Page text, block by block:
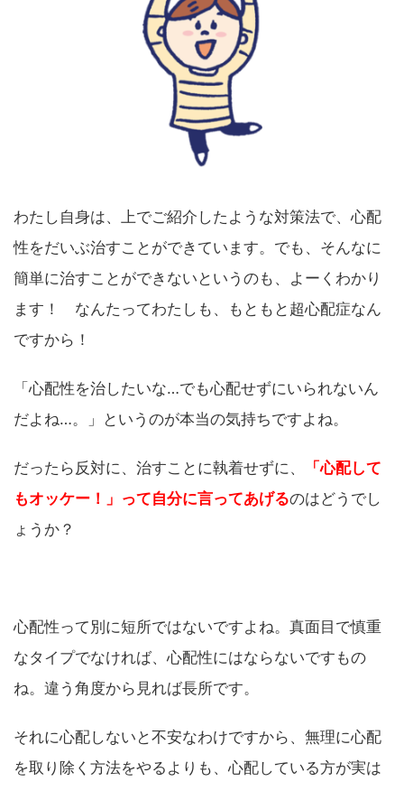
わたし自身は、上でご紹介したような対策法で、心配
性をだいぶ治すことができています。でも、そんなに
簡単に治すことができないというのも、よーくわかり
ます！ なんたってわたしも、もともと超心配症なん
ですから！
「心配性を治したいな…でも心配せずにいられないん
だよね…。」というのが本当の気持ちですよね。
だったら反対に、治すことに執着せずに、
「心配して
もオッケー！」って自分に言ってあげるのはどうでし
ょうか？
心配性って別に短所ではないですよね。真面目で慎重
なタイプでなければ、心配性にはならないですもの
ね。違う角度から見れば長所です。
それに心配しないと不安なわけですから、無理に心配
を取り除く方法をやるよりも、心配している方が実は